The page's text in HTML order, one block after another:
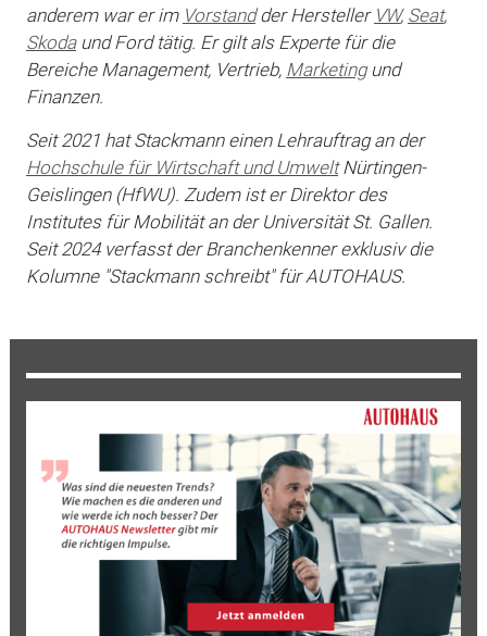
anderem war er im Vorstandder Hersteller VW, Seat,
Skodaund Ford tätig. Er gilt als Experte für die
Bereiche Management, Vertrieb, Marketingund
Finanzen.
Seit 2021 hat Stackmann einen Lehrauftrag an der
Hochschule für Wirtschaft und UmweltNürtingen-
Geislingen (HfWU). Zudem ist er Direktor des
Institutes für Mobilität an der Universität St. Gallen.
Seit 2024 verfasst der Branchenkenner exklusiv die
Kolumne "Stackmann schreibt" für AUTOHAUS.